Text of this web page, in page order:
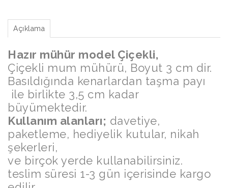
Açıklama
Hazır mühür model Çiçekli,
Çiçekli mum mühürü, Boyut 3 cm dir.
Basıldığında kenarlardan taşma payı
ile birlikte 3,5 cm kadar
büyümektedir.
Kullanım alanları; davetiye,
paketleme, hediyelik kutular, nikah
şekerleri,
ve birçok yerde kullanabilirsiniz.
teslim süresi 1-3 gün içerisinde kargo